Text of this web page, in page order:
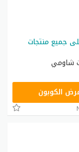
جميع منتجات
شاومي
الكوبون